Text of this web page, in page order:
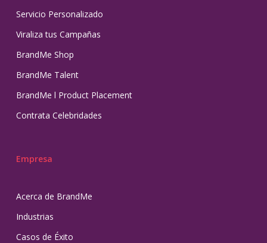
Servicio Personalizado
Viraliza tus Campañas
BrandMe Shop
BrandMe Talent
BrandMe l Product Placement
Contrata Celebridades
Empresa
Acerca de BrandMe
Industrias
Casos de Éxito